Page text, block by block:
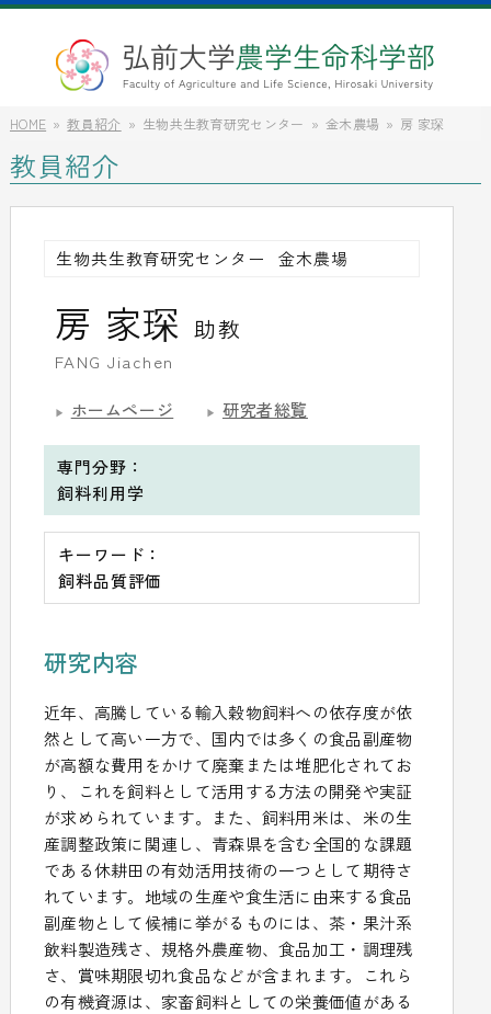
HOME 教員紹介 生物共生教育研究センター 金木農場 房 家琛
教員紹介
生物共生教育研究センター 金木農場
房 家琛 助教
FANG Jiachen
ホームページ 研究者総覧
専門分野：
飼料利用学
キーワード：
飼料品質評価
研究内容
近年、高騰している輸入穀物飼料への依存度が依
然として高い一方で、国内では多くの食品副産物
が高額な費用をかけて廃棄または堆肥化されてお
り、これを飼料として活用する方法の開発や実証
が求められています。また、飼料用米は、米の生
産調整政策に関連し、青森県を含む全国的な課題
である休耕田の有効活用技術の一つとして期待さ
れています。地域の生産や食生活に由来する食品
副産物として候補に挙がるものには、茶・果汁系
飲料製造残さ、規格外農産物、食品加工・調理残
さ、賞味期限切れ食品などが含まれます。これら
の有機資源は、家畜飼料としての栄養価値がある